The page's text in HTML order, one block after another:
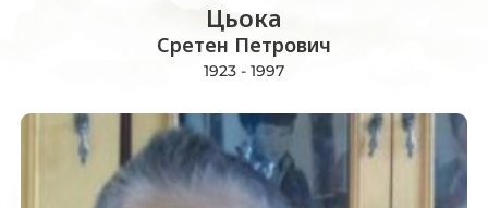
Цьока
Сретен Петрович
1923 - 1997